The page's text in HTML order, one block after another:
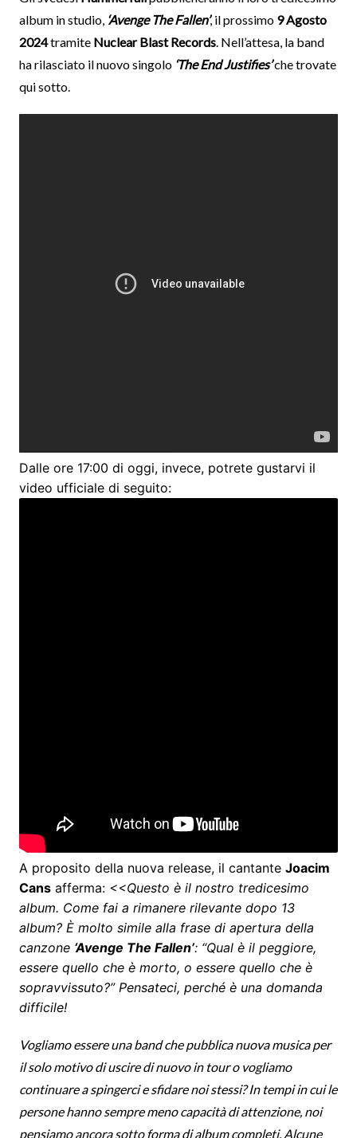
album in studio, ‘Avenge The Fallen’, il prossimo 9 Agosto
2024tramite Nuclear Blast Records. Nell’attesa, la band
ha rilasciato il nuovo singolo ‘The End Justifies’che trovate
qui sotto.
Dalle ore 17:00 di oggi, invece, potrete gustarvi il
video ufficiale di seguito:
A proposito della nuova release, il cantante Joacim
Cansafferma: <<Questo è il nostro tredicesimo
album. Come fai a rimanere rilevante dopo 13
album? È molto simile alla frase di apertura della
canzone ‘Avenge The Fallen’: “Qual è il peggiore,
essere quello che è morto, o essere quello che è
sopravvissuto?” Pensateci, perché è una domanda
difficile!
Vogliamo essere una band che pubblica nuova musica per
il solo motivo di uscire di nuovo in tour o vogliamo
continuare a spingerci e sfidare noi stessi? In tempi in cui le
persone hanno sempre meno capacità di attenzione, noi
pensiamo ancora sotto forma di album completi. Alcune